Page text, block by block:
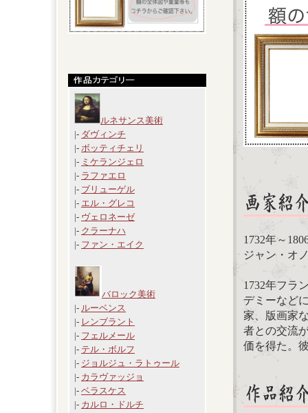
ルネサンス美術
|- ダヴィンチ
|- ボッティチェリ
|- ミケランジェロ
|- ラファエロ
|- ブリューゲル
|- エル・グレコ
|- ヴェロネーゼ
|- クラーナハ
|- ファン・エイク
バロック美術
|- ルーベンス
|- レンブラント
|- フェルメール
|- テル・ボルフ
|- ジョルジュ・ラトゥール
|- カラヴァッジョ
|- ベラスケス
|- カルロ・ドルチ
1732年～
ジャン・オ
1732年フラ
デミーなど
家、版画家
者との交流
価を得た。